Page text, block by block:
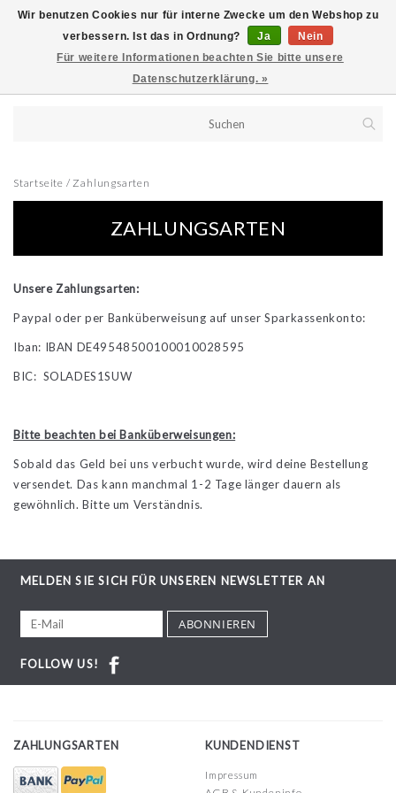
Startseite /Zahlungsarten
ZAHLUNGSARTEN
Unsere Zahlungsarten:
Paypal oder per Banküberweisung auf unser Sparkassenkonto:
Iban: IBAN DE49548500100010028595
BIC: SOLADES1SUW
Bitte beachten bei Banküberweisungen:
Sobald das Geld bei uns verbucht wurde, wird deine Bestellung
versendet. Das kann manchmal 1-2 Tage länger dauern als
gewöhnlich. Bitte um Verständnis.
MELDEN SIE SICH FÜR UNSEREN NEWSLETTER AN
ABONNIEREN
FOLLOW US!
ZAHLUNGSARTEN KUNDENDIENST
Impressum
Wir benutzen Cookies nur für interne Zwecke um den Webshop zu
verbessern. Ist das in Ordnung?
Ja
Nein
Für weitere Informationen beachten Sie bitte unsere
Datenschutzerklärung. »